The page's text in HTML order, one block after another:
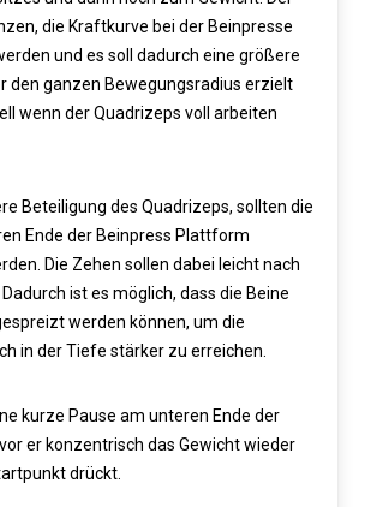
die Kraftkurve bei der Beinpresse
und es soll dadurch eine größere
den ganzen Bewegungsradius erzielt
wenn der Quadrizeps voll arbeiten
Beteiligung des Quadrizeps, sollten die
Ende der Beinpress Plattform
Die Zehen sollen dabei leicht nach
ist es möglich, dass die Beine
werden können, um die
in der Tiefe stärker zu erreichen.
kurze Pause am unteren Ende der
er konzentrisch das Gewicht wieder
drückt.